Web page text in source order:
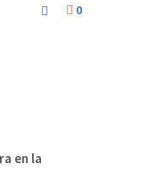
0
en la